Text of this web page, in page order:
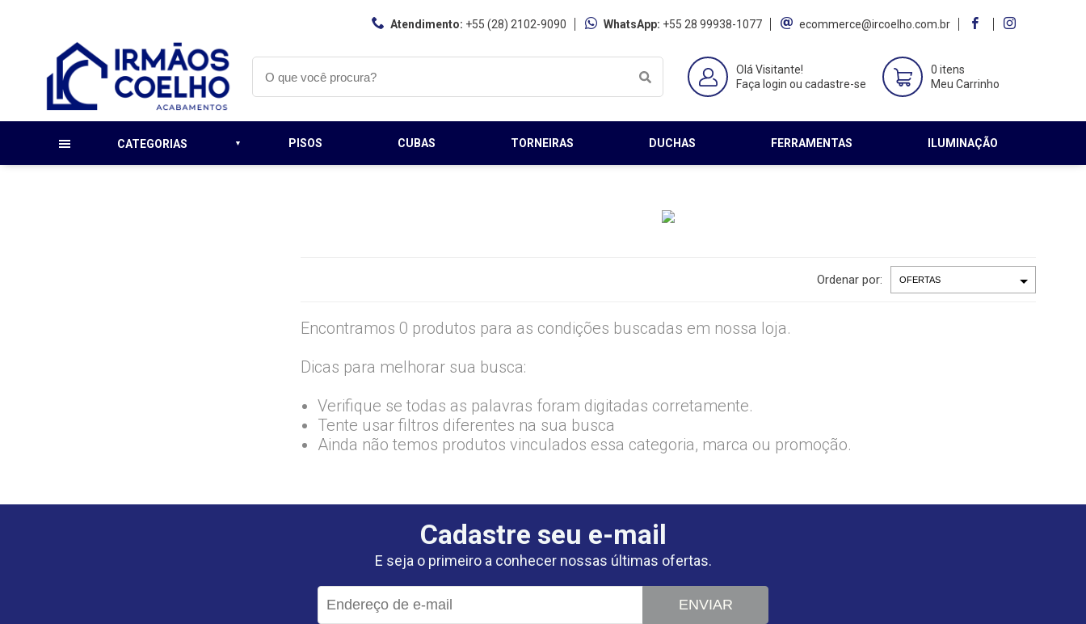
Atendimento: +55 (28) 2102-9090 WhatsApp: +55 28 99938-1077 ecommerce@ircoelho.com.br
Olá Visitante!
Faça login ou cadastre-se
0 itens
Meu Carrinho
CATEGORIAS PISOS CUBAS TORNEIRAS DUCHAS FERRAMENTAS ILUMINAÇÃO
Ordenar por:
Encontramos 0 produtos para as condições buscadas em nossa loja.
Dicas para melhorar sua busca:
Verifique se todas as palavras foram digitadas corretamente.
Tente usar filtros diferentes na sua busca
Ainda não temos produtos vinculados essa categoria, marca ou promoção.
Cadastre seu e-mail
E seja o primeiro a conhecer nossas últimas ofertas.
ENVIAR